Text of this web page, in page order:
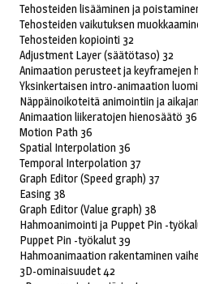
Tehosteiden lisääminen ja
Tehosteiden vaikutuksen
Tehosteiden kopiointi 32
Adjustment Layer (säätötaso) 32
Animaation perusteet ja keyframejen
Yksinkertaisen intro-animaation
Näppäinoikoteitä animointiin ja
Animaation liikeratojen hienosäätö 36
Motion Path 36
Spatial Interpolation 36
Temporal Interpolation 37
Graph Editor (Speed graph) 37
Easing 38
Graph Editor (Value graph) 38
Hahmoanimointi ja Puppet Pin -
Puppet Pin -työkalut 39
Hahmoanimaation rakentaminen
3D-ominaisuudet 42